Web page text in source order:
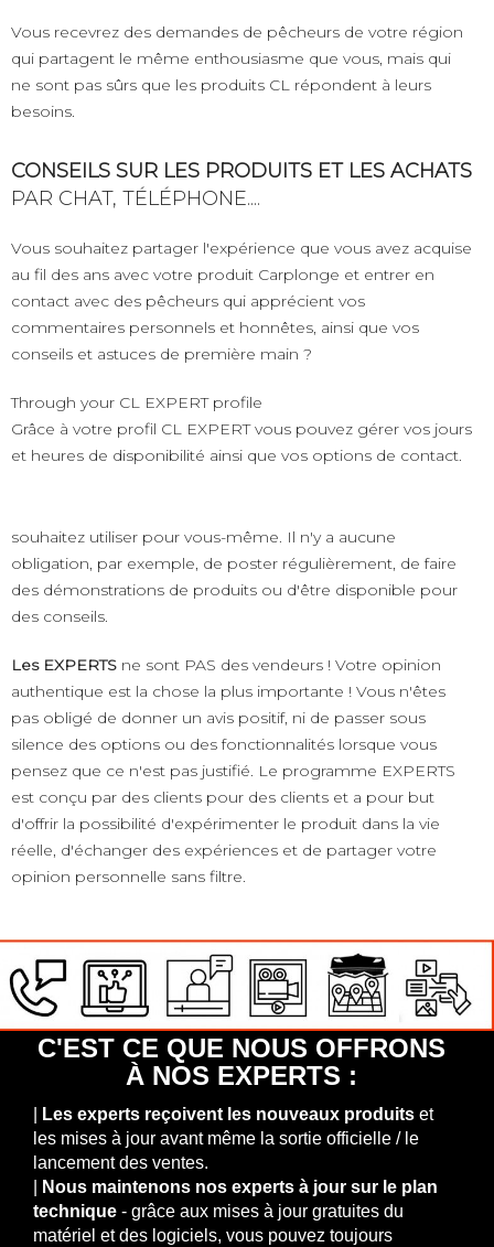
Vous recevrez des demandes de pêcheurs de votre région
qui partagent le même enthousiasme que vous, mais qui
ne sont pas sûrs que les produits CL répondent à leurs
besoins.
CONSEILS SUR LES PRODUITS ET LES ACHATS
PAR CHAT, TÉLÉPHONE....
Vous souhaitez partager l'expérience que vous avez acquise
au fil des ans avec votre produit Carplonge et entrer en
contact avec des pêcheurs qui apprécient vos
commentaires personnels et honnêtes, ainsi que vos
conseils et astuces de première main ?
Through your CL EXPERT profile
Grâce à votre profil CL EXPERT vous pouvez gérer vos jours
et heures de disponibilité ainsi que vos options de contact.
souhaitez utiliser pour vous-même. Il n'y a aucune
obligation, par exemple, de poster régulièrement, de faire
des démonstrations de produits ou d'être disponible pour
des conseils.
Les EXPERTS ne sont PAS des vendeurs ! Votre opinion
authentique est la chose la plus importante ! Vous n'êtes
pas obligé de donner un avis positif, ni de passer sous
silence des options ou des fonctionnalités lorsque vous
pensez que ce n'est pas justifié. Le programme EXPERTS
est conçu par des clients pour des clients et a pour but
d'offrir la possibilité d'expérimenter le produit dans la vie
réelle, d'échanger des expériences et de partager votre
opinion personnelle sans filtre.
C'EST CE QUE NOUS OFFRONS
À NOS EXPERTS :
Les experts reçoivent les nouveaux produits et
les mises à jour avant même la sortie officielle / le
lancement des ventes.
Nous maintenons nos experts à jour sur le plan
technique - grâce aux mises à jour gratuites du
matériel et des logiciels, vous pouvez toujours